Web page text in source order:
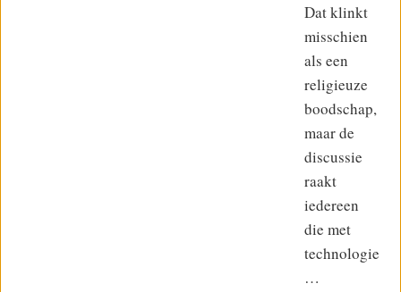
Dat klinkt
misschien
als een
religieuze
boodschap,
maar de
discussie
raakt
iedereen
die met
technologie
…